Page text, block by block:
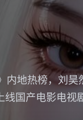
内地热榜，刘
国产电影电视